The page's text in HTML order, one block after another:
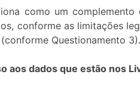
como um
conforme as limitações
Questionamento 3).
aos dados que estão nos